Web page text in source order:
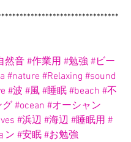
然音 #作業用 #勉強 #ビー
#nature #Relaxing #sound
#波 #風 #睡眠 #beach #不
グ #ocean #オーシャン
#浜辺 #海辺 #睡眠用 #
ン #安眠 #お勉強